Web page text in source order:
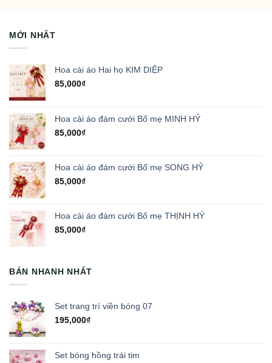
MỚI NHẤT
Hoa cài áo Hai họ KIM DIỆP
85,000₫
Hoa cài áo đám cưới Bố mẹ MINH HỶ
85,000₫
Hoa cài áo đám cưới Bố mẹ SONG HỶ
85,000₫
Hoa cài áo đám cưới Bố mẹ THỊNH HỶ
85,000₫
BÁN NHANH NHẤT
Set trang trí viền bóng 07
195,000₫
Set bóng hồng trái tim